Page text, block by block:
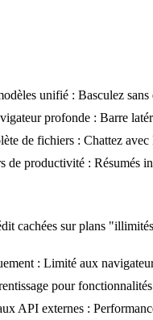
unifié : Basculez
profonde : Barre
de fichiers : Chattez
de productivité : Résumés
cachées sur plans
: Limité aux
pour
API externes :